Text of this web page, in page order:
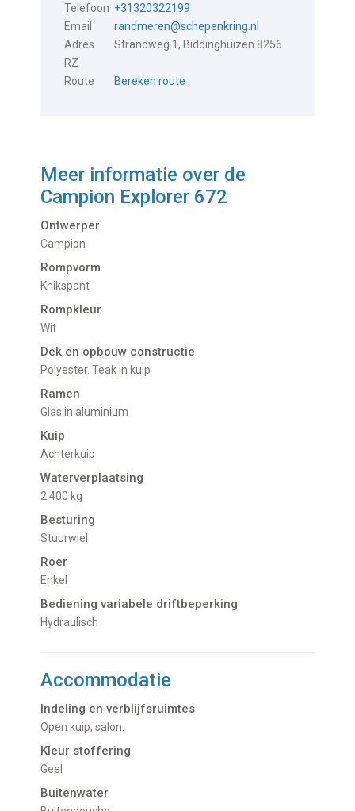
Telefoon +31320322199
Email
randmeren@schepenkring.nl
Adres
Strandweg 1, Biddinghuizen 8256
RZ
Route
Bereken route
Meer informatie over de
Campion Explorer 672
Ontwerper
Campion
Rompvorm
Knikspant
Rompkleur
Wit
Dek en opbouw constructie
Polyester. Teak in kuip
Ramen
Glas in aluminium
Kuip
Achterkuip
Waterverplaatsing
2.400 kg
Besturing
Stuurwiel
Roer
Enkel
Bediening variabele driftbeperking
Hydraulisch
Accommodatie
Indeling en verblijfsruimtes
Open kuip, salon.
Kleur stoffering
Geel
Buitenwater